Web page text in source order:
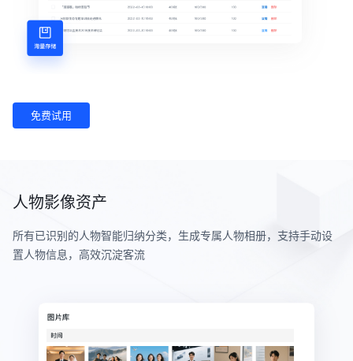
免费试用
人物影像资产
所有已识别的人物智能归纳分类，生成专属人物相册，支持手动设
置人物信息，高效沉淀客流